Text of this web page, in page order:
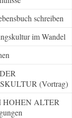
schreiben
im Wandel
(Vortrag)
ALTER